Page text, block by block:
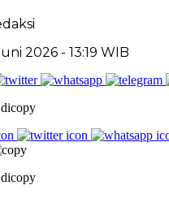
2026 - 13:19 WIB